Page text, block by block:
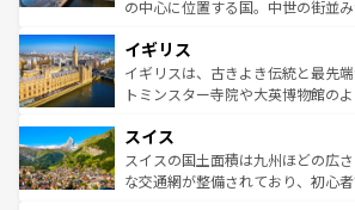
香り高いラベンダー畑など、多彩な
らに、パリ以外の地域にも魅力が
も豊かな歴史と文化が息づいてい
を参照してほしい。
の中心に位置する国。中世の街並
顔を持つこの国は、どこを歩いても
ルリンの文化的活気、バイエルン
してライン川沿いのワイン畑とい
は、お酒好きな人にはぜひ体験してほしい。
ドイツ情報はコンテンツ一覧を参
イギリス
イギリスは、古きよき伝統と最先
トミンスター寺院や大英博物館の
リアごとに異なる魅力がある。また
ティー、ビール好きにはたまらな
戦など、本場だからこそできる体
スイス
スイスの国土面積は九州ほどの広
な交通網が整備されており、初心